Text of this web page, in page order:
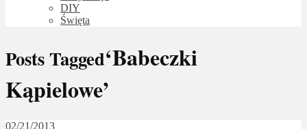
DIY
Święta
Posts Tagged‘Babeczki
Kąpielowe’
02/21/2013